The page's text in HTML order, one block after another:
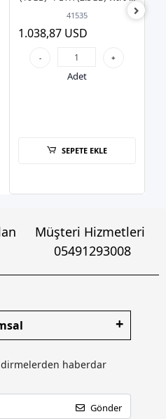
Outdoor Access Point
41535
1.038,87 USD
- +
Adet
SEPETE EKLE
Müşteri Hizmetleri
05491293008
haberdar
Gönder